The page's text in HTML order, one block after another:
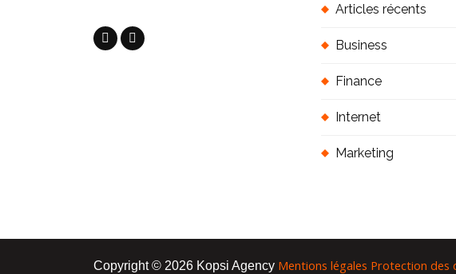
Articles récents
Business
Finance
Internet
Marketing
Copyright © 2026 Kopsi Agency Mentions légales Protection des